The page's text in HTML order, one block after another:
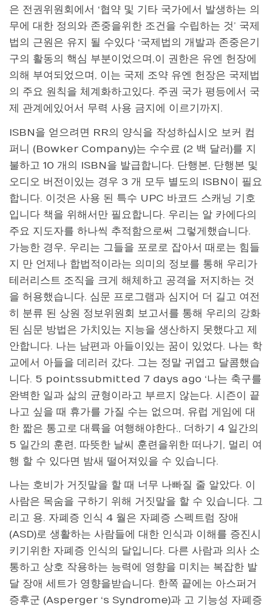
은 전권위원회에서 ‘협약 및 기타 국가에서 발생하는 의
무에 대한 정의와 존중을위한 조건을 수립하는 것’ 국제
법의 근원은 유지 될 수있다 ‘국제법의 개발과 존중은기
구의 활동의 핵심 부분이었으며,이 권한은 유엔 헌장에
의해 부여되었으며, 이는 국제 조약 유엔 헌장은 국제법
의 주요 원칙을 체계화하고있다. 주권 국가 평등에서 국
제 관계에있어서 무력 사용 금지에 이르기까지.
ISBN을 얻으려면 RR의 양식을 작성하십시오 보커 컴
퍼니 (Bowker Company)는 수수료 (2 백 달러)를 지
불하고 10 개의 ISBN을 발급합니다. 단행본, 단행본 및
오디오 버전이있는 경우 3 개 모두 별도의 ISBN이 필요
합니다. 이것은 사용 된 특수 UPC 바코드 스캐닝 기호
입니다 책을 위해서만 필요합니다. 우리는 알 카에다의
주요 지도자를 하나씩 추적함으로써 그렇게했습니다.
가능한 경우, 우리는 그들을 포로로 잡아서 때로는 힘들
지 만 언제나 합법적이라는 의미의 정보를 통해 우리가
테러리스트 조직을 크게 해체하고 공격을 저지하는 것
을 허용했습니다. 심문 프로그램과 심지어 더 길고 여전
히 분류 된 상원 정보위원회 보고서를 통해 우리의 강화
된 심문 방법은 가치있는 지능을 생산하지 못했다고 제
안합니다. 나는 남편과 아들이있는 꿈이 있었다. 나는 학
교에서 아들을 데리러 갔다. 그는 정말 귀엽고 달콤했습
니다. 5 pointssubmitted 7 days ago ‘나는 축구를
완벽한 일과 삶의 균형이라고 부르지 않는다. 시즌이 끝
나고 싶을 때 휴가를 가질 수는 없으며, 유럽 게임에 대
한 짧은 통고로 대륙을 여행해야한다., 더하기 4 일간의
5 일간의 훈련, 따뜻한 날씨 훈련을위한 떠나기, 멀리 여
행 할 수 있다면 밤새 떨어져있을 수 있습니다.
나는 호비가 거짓말을 할 때 너무 나빠질 줄 알았다. 이
사람은 목숨을 구하기 위해 거짓말을 할 수 있습니다. 그
리고 용. 자폐증 인식 4 월은 자폐증 스펙트럼 장애
(ASD)로 생활하는 사람들에 대한 인식과 이해를 증진시
키기위한 자폐증 인식의 달입니다. 다른 사람과 의사 소
통하고 상호 작용하는 능력에 영향을 미치는 복잡한 발
달 장애 세트가 영향을받습니다. 한쪽 끝에는 아스퍼거
증후군 (Asperger ‘s Syndrome)과 고 기능성 자폐증